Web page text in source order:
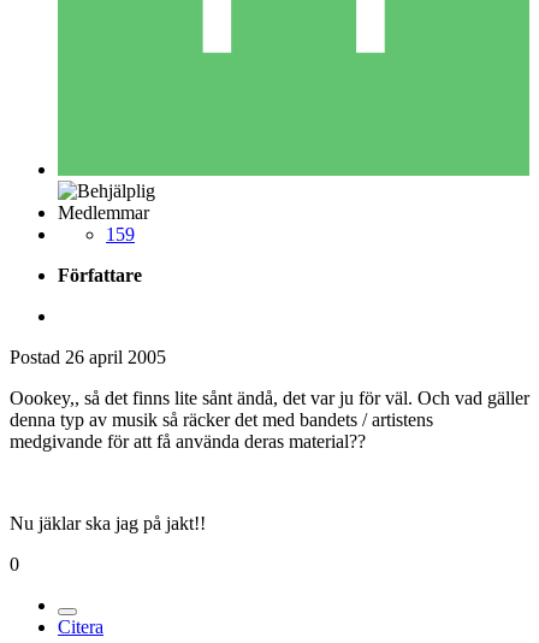
Medlemmar
159
Författare
Postad 26 april 2005
Oookey,, så det finns lite sånt ändå, det var ju för väl. Och vad gäller
denna typ av musik så räcker det med bandets / artistens
medgivande för att få använda deras material??
Nu jäklar ska jag på jakt!!
0
Citera